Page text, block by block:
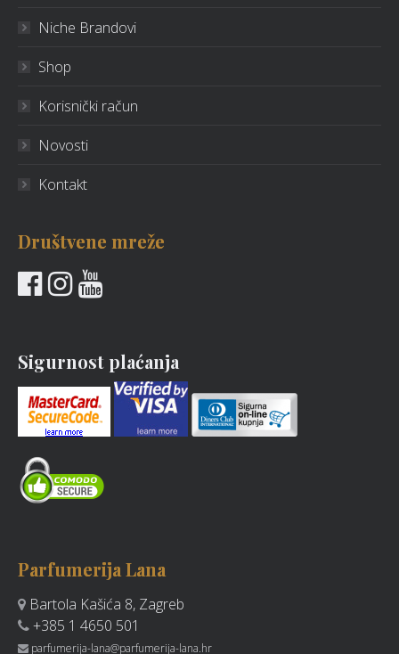
Niche Brandovi
Shop
Korisnički račun
Novosti
Kontakt
Društvene mreže
Sigurnost plaćanja
Parfumerija Lana
Bartola Kašića 8, Zagreb
+385 1 4650 501
parfumerija-lana@parfumerija-lana.hr